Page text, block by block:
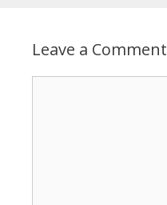
Leave a Comment